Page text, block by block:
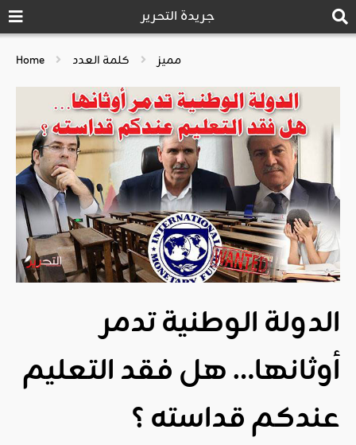
جريدة التحرير
Home مميز كلمة العدد
الدولة الوطنية تدمر
أوثانها… هل فقد التعليم
عندكم قداسته ؟